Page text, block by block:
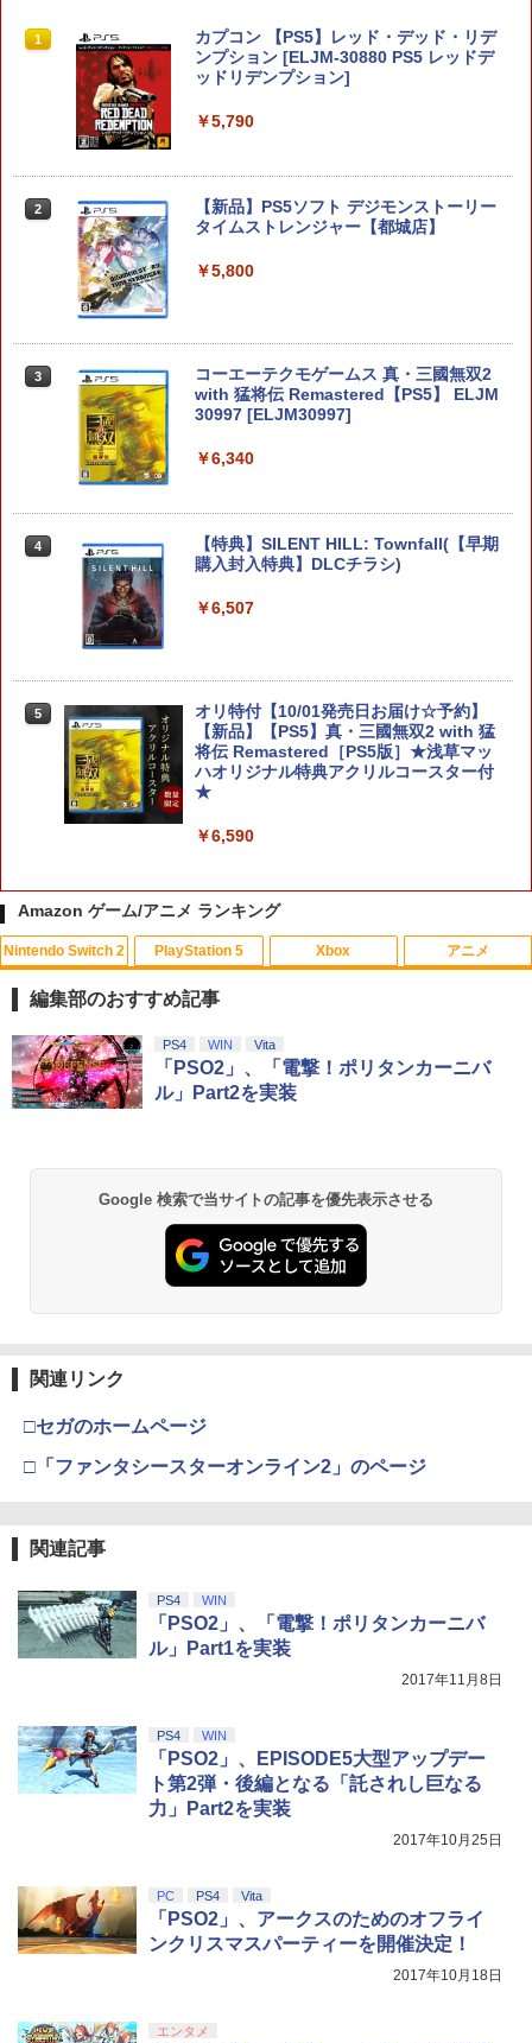
1
【楽天ブックス限定特典】ドンキーコン
グ バナンザ(「スーパーマリオ」ステッ
カー2種)
￥7,902
2
[Switch 2] マリオテニス フィーバー
（ダウンロード版） ※6,400ポイント
3
【特典】ほの暮しの庭 switch2版(【初
回外付特典】切り取れるクリアカード)
4
amiibo すりみ連合セット[フウカ【レイ
ダース】/ウツホ【レイダース】/マンタ
リーズ）
【特典】進撃の巨人3 Switch2版(【早
期購入封入特典】DLC)
￥8,518
1
カプコン 【PS5】レッド・デッド・リデ
ンプション [ELJM-30880 PS5 レッドデ
ッドリデンプション]
￥5,790
2
【新品】PS5ソフト デジモンストーリー
タイムストレンジャー【都城店】
￥5,800
3
コーエーテクモゲームス 真・三國無双2
with 猛将伝 Remastered【PS5】 ELJM
30997 [ELJM30997]
￥6,340
4
【特典】SILENT HILL: Townfall(【早期
購入封入特典】DLCチラシ)
￥6,507
5
オリ特付【10/01発売日お届け☆予約】
【新品】【PS5】真・三國無双2 with 猛
将伝 Remastered［PS5版］★浅草マッ
ハオリジナル特典アクリルコースター付
★
￥6,590
Amazon ゲーム/アニメ ランキング
Nintendo Switch 2
1
スプラトゥーン レイダース|オンライン
コード版
スプラトゥーン レイダース -Switch2
￥6,447
3
￥55,491
4
￥9,000
ニンテンドープリペイド番号 5000円|オ
￥5,000
PlayStation 5
1
PlayStation 5 デジタル・エディション
日本語専用 Console Language: Japan
ese only (CFI-2200B01)
プロダクトコード 封入
3
￥10,737
￥10,737
Xbox
1
【純正品】Xbox ワイヤレス コントロー
ラー + USB-C® ケーブル
【純正品】Xbox ワイヤレス コントロー
￥7,681
【国内正規品】Thrustmaster スラスト
マスター TH8S シフター - PC、PS4、P
￥14,141
アニメ
1
劇場版「鬼滅の刃」無限城編 第一章 猗
窩座再来 通常版 [Blu-ray]
劇場版「鬼滅の刃」無限城編 第一章 猗
窩座再来 通常版 [DVD]
￥3,523
3
ナル三方背収納ケース付きコレクション)
カー特典:【坤と離】二振りの剣、十翼よ
り来たる！スタジオ描き下ろしイラスト
4
劇場版「鬼滅の刃」無限城編 第一章 猗
窩座再来 完全生産限定版 [Blu-ray]
『映画 ラブライブ！蓮ノ空女学院スクー
ルアイドルクラブ Bloom Garden Part
y』Blu-ray（特装限定版）
編集部のおすすめ記事
PS4 WIN Vita
「PSO2」、「電撃！ポリタンカーニバ
ル」Part2を実装
Google 検索で当サイトの記事を優先表示させる
関連リンク
□セガのホームページ
□「ファンタシースターオンライン2」のページ
関連記事
PS4 WIN
「PSO2」、「電撃！ポリタンカーニバ
ル」Part1を実装
2017年11月8日
PS4 WIN
「PSO2」、EPISODE5大型アップデー
ト第2弾・後編となる「託されし巨なる
力」Part2を実装
2017年10月25日
PC PS4 Vita
「PSO2」、アークスのためのオフライ
ンクリスマスパーティーを開催決定！
2017年10月18日
エンタメ